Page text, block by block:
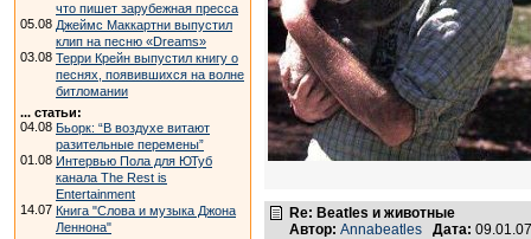
что пишет зарубежная пресса
05.08 Джеймс Маккартни выпустил
клип на песню «Dreams»
03.08 Терри Крейн выпустил книгу о
песнях, появившихся на волне
битломании
... статьи:
04.08 Бьорк: “В воздухе витают
разительные перемены”
01.08 Интервью Пола для ЮТуб
канала The Rest is
Entertainment
14.07 Книга "Слова и музыка Джона
Леннона"
Re: Beatles и животные
Автор: Annabeatles Дата: